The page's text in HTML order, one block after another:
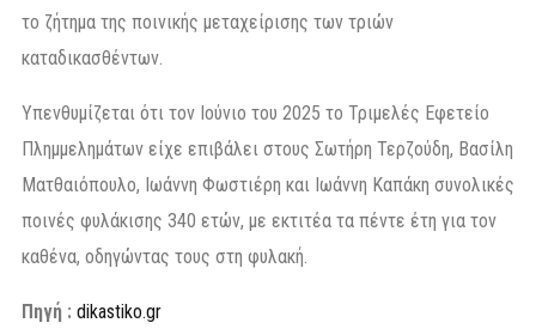
το ζήτημα της ποινικής μεταχείρισης των τριών
καταδικασθέντων.
Υπενθυμίζεται ότι τον Ιούνιο του 2025 το Τριμελές Εφετείο
Πλημμελημάτων είχε επιβάλει στους Σωτήρη Τερζούδη, Βασίλη
Ματθαιόπουλο, Ιωάννη Φωστιέρη και Ιωάννη Καπάκη συνολικές
ποινές φυλάκισης 340 ετών, με εκτιτέα τα πέντε έτη για τον
καθένα, οδηγώντας τους στη φυλακή.
Πηγή : dikastiko.gr